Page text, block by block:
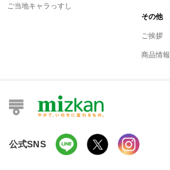
ご当地キャラっすし
その他
ご挨拶
商品情報
公式SNS